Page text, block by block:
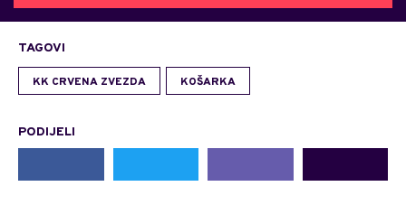
TAGOVI
KK CRVENA ZVEZDA KOŠARKA
PODIJELI